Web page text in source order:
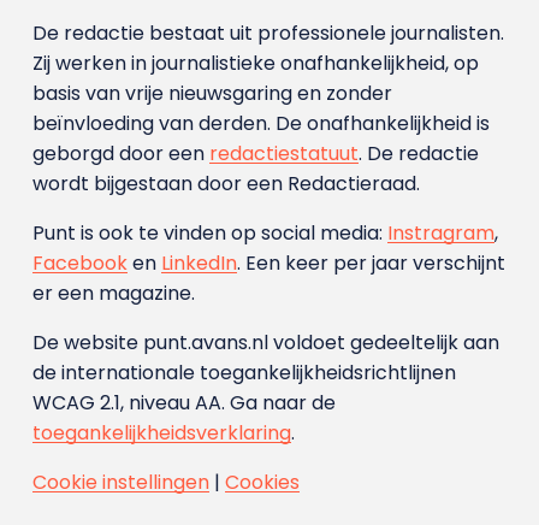
De redactie bestaat uit professionele journalisten.
Zij werken in journalistieke onafhankelijkheid, op
basis van vrije nieuwsgaring en zonder
beïnvloeding van derden. De onafhankelijkheid is
geborgd door een redactiestatuut. De redactie
wordt bijgestaan door een Redactieraad.
Punt is ook te vinden op social media: Instragram,
Facebooken LinkedIn. Een keer per jaar verschijnt
er een magazine.
De website punt.avans.nl voldoet gedeeltelijk aan
de internationale toegankelijkheidsrichtlijnen
WCAG 2.1, niveau AA. Ga naar de
toegankelijkheidsverklaring.
Cookie instellingen| Cookies